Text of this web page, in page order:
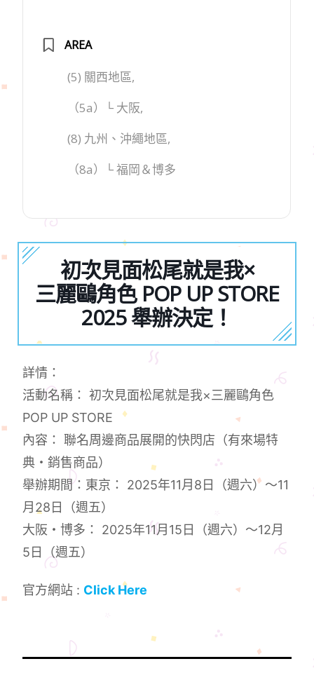
AREA
(5) 關西地區,
（5a）└ 大阪,
(8) 九州、沖繩地區,
（8a）└ 福岡＆博多
初次見面松尾就是我×
三麗鷗角色 POP UP STORE
2025 舉辦決定！
詳情：
活動名稱： 初次見面松尾就是我×三麗鷗角色
POP UP STORE
內容： 聯名周邊商品展開的快閃店（有來場特
典・銷售商品）
舉辦期間：東京： 2025年11月8日（週六）～11
月28日（週五）
大阪・博多： 2025年11月15日（週六）～12月
5日（週五）
官方網站 : Click Here